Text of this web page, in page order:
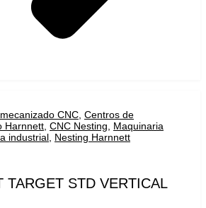
CNC Centros de
Harnnett CNC Nesting
Maquinaria
industrial Nesting Harnnett
TARGET STD VERTICAL